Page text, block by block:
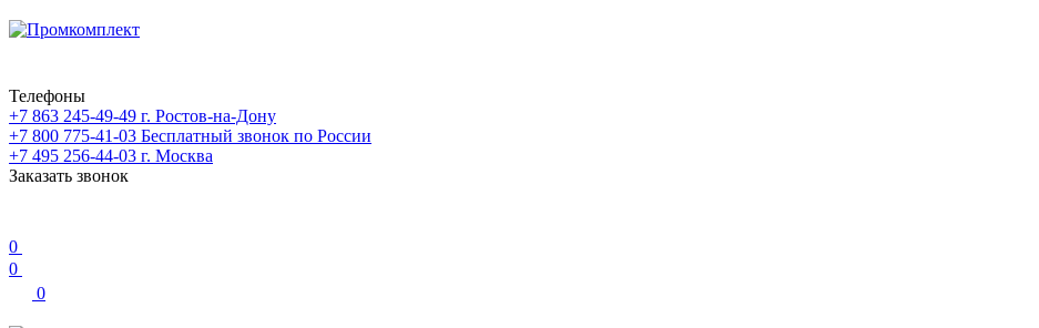
Телефоны
+7 863 245-49-49 г. Ростов-на-Дону
+7 800 775-41-03 Бесплатный звонок по России
+7 495 256-44-03 г. Москва
Заказать звонок
0
0
0